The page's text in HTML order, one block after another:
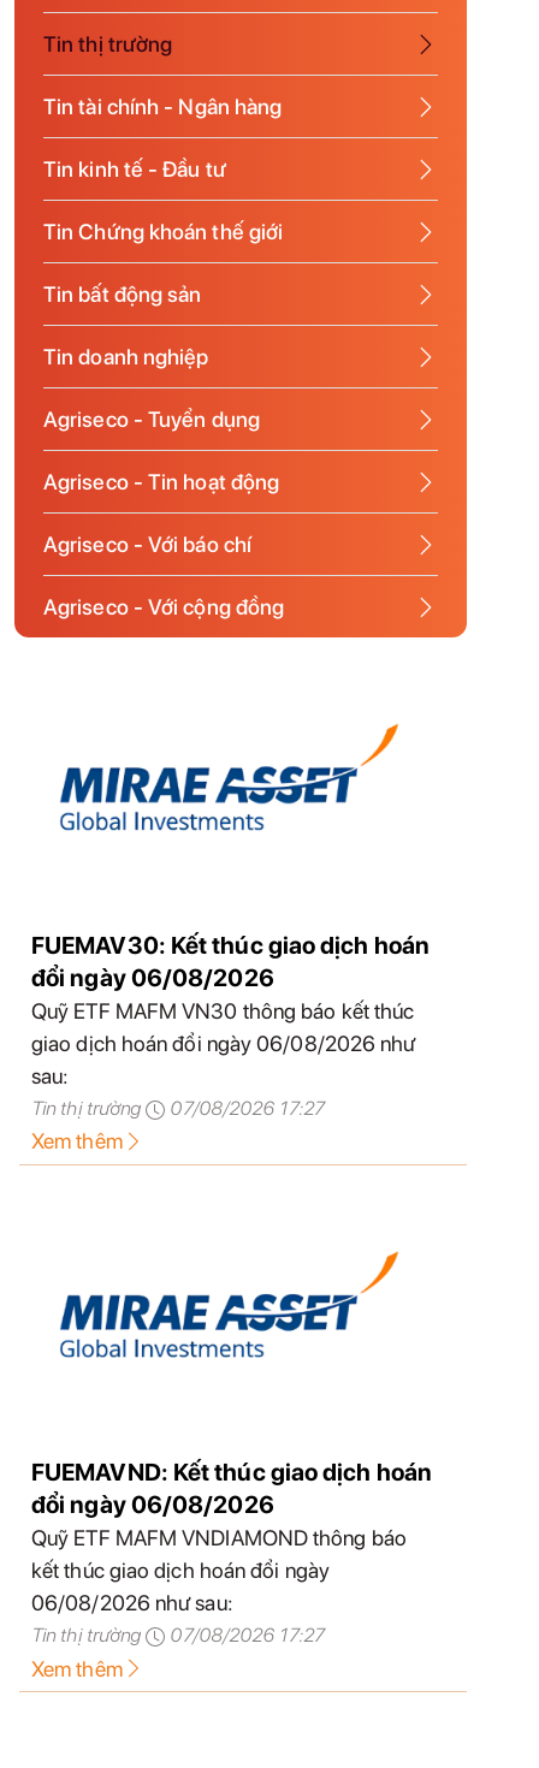
Tin thị trường
Tin tài chính - Ngân hàng
Tin kinh tế - Đầu tư
Tin Chứng khoán thế giới
Tin bất động sản
Tin doanh nghiệp
Agriseco - Tuyển dụng
Agriseco - Tin hoạt động
Agriseco - Với báo chí
Agriseco - Với cộng đồng
FUEMAV30: Kết thúc giao dịch hoán
đổi ngày 06/08/2026
Quỹ ETF MAFM VN30 thông báo kết thúc
giao dịch hoán đổi ngày 06/08/2026 như
sau:
Tin thị trường 07/08/2026 17:27
Xem thêm
FUEMAVND: Kết thúc giao dịch hoán
đổi ngày 06/08/2026
Quỹ ETF MAFM VNDIAMOND thông báo
kết thúc giao dịch hoán đổi ngày
06/08/2026 như sau:
Tin thị trường 07/08/2026 17:27
Xem thêm